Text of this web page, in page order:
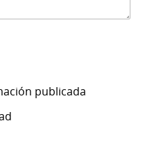
publicada